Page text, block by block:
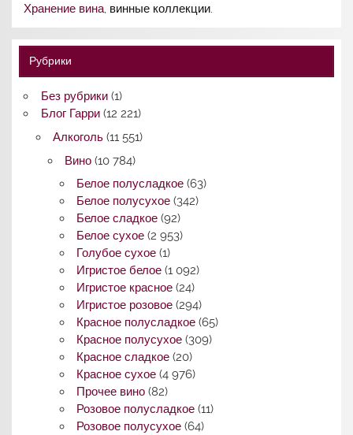
Хранение вина, винные коллекции.
Рубрики
Без рубрики(1)
Блог Гарри(12 221)
Алкоголь(11 551)
Вино(10 784)
Белое полусладкое (63)
Белое полусухое (342)
Белое сладкое (92)
Белое сухое (2 953)
Голубое сухое (1)
Игристое белое (1 092)
Игристое красное (24)
Игристое розовое (294)
Красное полусладкое (65)
Красное полусухое (309)
Красное сладкое (20)
Красное сухое (4 976)
Прочее вино (82)
Розовое полусладкое (11)
Розовое полусухое (64)